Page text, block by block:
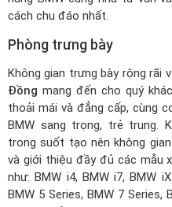
Phòng trưng bày
Không gian trưng bày rộng rãi
mang đến cho quý
thoải mái và đẳng cấp, cùng
BMW sang trọng, trẻ trung.
trong suốt tạo nên không
và giới thiệu đầy đủ các mẫu
như: BMW i4, BMW i7, BMW
BMW 5 Series, BMW 7 Series,
X6,... với bảng màu đa dạng và